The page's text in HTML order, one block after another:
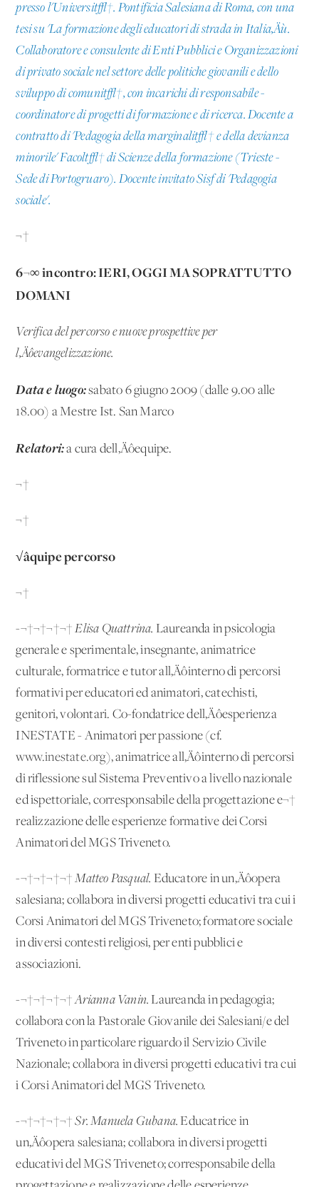
presso l'Universit√†. Pontificia Salesiana di Roma, con una
tesi su 'La formazione degli educatori di strada in Italia‚Äù.
Collaboratore e consulente di Enti Pubblici e Organizzazioni
di privato sociale nel settore delle politiche giovanili e dello
sviluppo di comunit√†, con incarichi di responsabile -
coordinatore di progetti di formazione e di ricerca. Docente a
contratto di 'Pedagogia della marginalit√† e della devianza
minorile' Facolt√† di Scienze della formazione (Trieste -
Sede di Portogruaro). Docente invitato Sisf di 'Pedagogia
sociale'.
¬†
6¬∞ incontro: IERI, OGGI MA SOPRATTUTTO
DOMANI
Verifica del percorso e nuove prospettive per
l‚Äôevangelizzazione.
Data e luogo:sabato 6 giugno 2009 (dalle 9.00 alle
18.00) a Mestre Ist. San Marco
Relatori:a cura dell‚Äôequipe.
¬†
¬†
√âquipe percorso
¬†
-¬†¬†¬†¬†Elisa Quattrina. Laureanda in psicologia
generale e sperimentale, insegnante, animatrice
culturale, formatrice e tutor all‚Äôinterno di percorsi
formativi per educatori ed animatori, catechisti,
genitori, volontari. Co-fondatrice dell‚Äôesperienza
INESTATE - Animatori per passione (cf.
www.inestate.org), animatrice all‚Äôinterno di percorsi
di riflessione sul Sistema Preventivo a livello nazionale
ed ispettoriale, corresponsabile della progettazione e¬†
realizzazione delle esperienze formative dei Corsi
Animatori del MGS Triveneto.
-¬†¬†¬†¬†Matteo Pasqual. Educatore in un‚Äôopera
salesiana; collabora in diversi progetti educativi tra cui i
Corsi Animatori del MGS Triveneto; formatore sociale
in diversi contesti religiosi, per enti pubblici e
associazioni.
-¬†¬†¬†¬†Arianna Vanin. Laureanda in pedagogia;
collabora con la Pastorale Giovanile dei Salesiani/e del
Triveneto in particolare riguardo il Servizio Civile
Nazionale; collabora in diversi progetti educativi tra cui
i Corsi Animatori del MGS Triveneto.
-¬†¬†¬†¬†Sr. Manuela Gubana. Educatrice in
un‚Äôopera salesiana; collabora in diversi progetti
educativi del MGS Triveneto; corresponsabile della